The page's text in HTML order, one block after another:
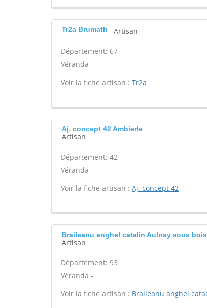
Tr2a Brumath Artisan
Département: 67
Véranda -
Voir la fiche artisan : Tr2a
Aj. concept 42 Ambierle
Artisan
Département: 42
Véranda -
Voir la fiche artisan : Aj. concept 42
Braileanu anghel catalin Aulnay sous bois
Artisan
Département: 93
Véranda -
Voir la fiche artisan : Braileanu anghel